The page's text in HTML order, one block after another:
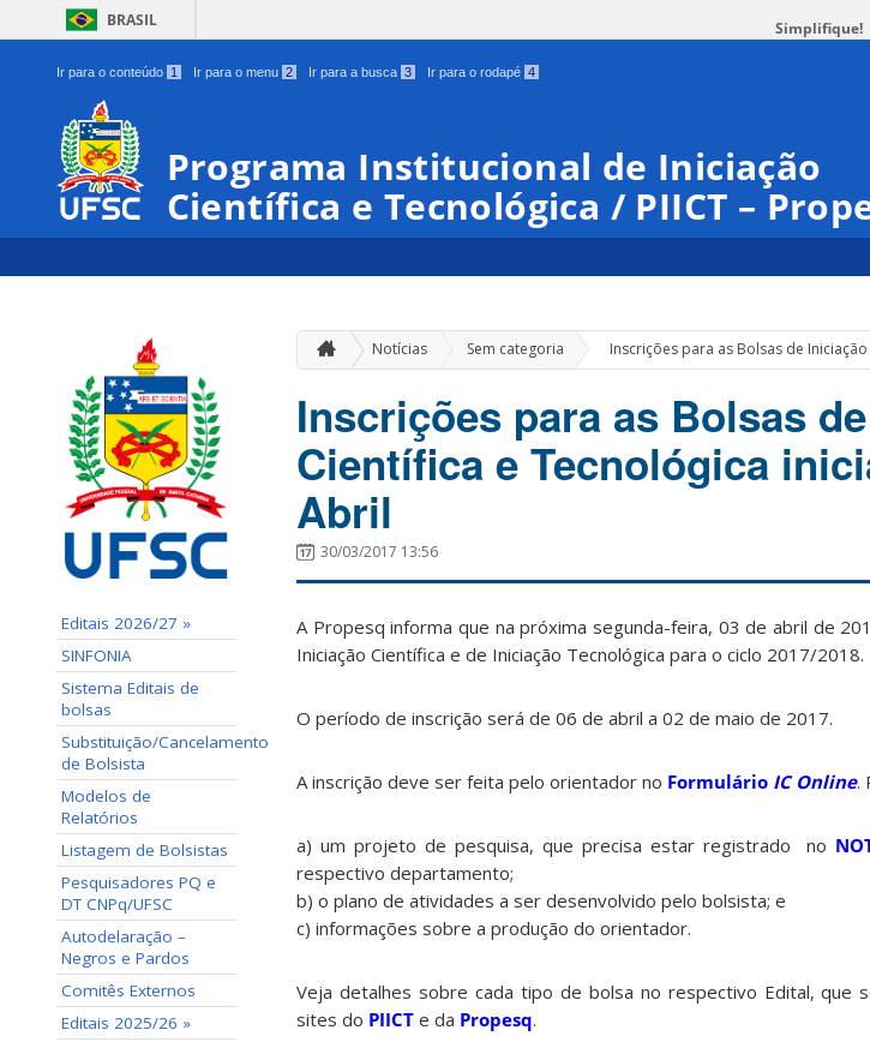
BRASIL Simplifique!
Ir para o conteúdo 1 Ir para o menu 2 Ir para a busca 3 Ir para o rodapé 4
Programa Institucional de Iniciação
Científica e Tecnológica / PIICT –
Editais 2026/27 »
SINFONIA
Sistema Editais de
bolsas
Substituição/Cancelamento
de Bolsista
Modelos de
Relatórios
Listagem de Bolsistas
Pesquisadores PQ e
DT CNPq/UFSC
Autodelaração –
Negros e Pardos
Comitês Externos
Editais 2025/26 »
Notícias Sem categoria » Inscrições para as Bolsas de
Inscrições para as Bolsas
Científica e Tecnológica
Abril
30/03/2017 13:56
A Propesq informa que na próxima segunda-feira, 03 de abril de
Iniciação Científica e de Iniciação Tecnológica para o ciclo 2017/2018.
O período de inscrição será de 06 de abril a 02 de maio de 2017.
A inscrição deve ser feita pelo orientador no Formulário IC Online.
a) um projeto de pesquisa, que precisa estar registrado no
respectivo departamento;
b) o plano de atividades a ser desenvolvido pelo bolsista; e
c) informações sobre a produção do orientador.
Veja detalhes sobre cada tipo de bolsa no respectivo Edital, que
sites do PIICT e da Propesq.